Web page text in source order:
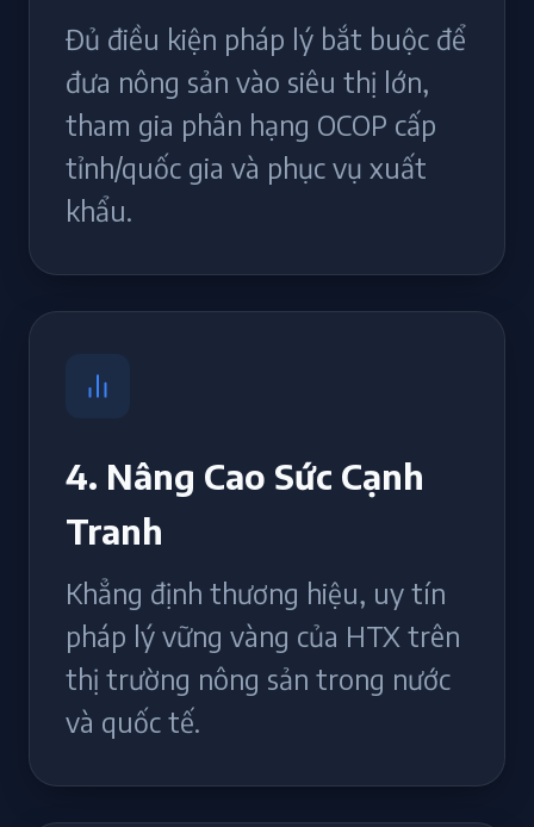
Đủ điều kiện pháp lý bắt buộc để
đưa nông sản vào siêu thị lớn,
tham gia phân hạng OCOP cấp
tỉnh/quốc gia và phục vụ xuất
khẩu.
4. Nâng Cao Sức Cạnh
Tranh
Khẳng định thương hiệu, uy tín
pháp lý vững vàng của HTX trên
thị trường nông sản trong nước
và quốc tế.